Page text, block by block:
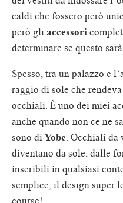
caldi che fossero però
però gliaccessori
determinare se questo
Spesso, tra un palazzo e
raggio di sole che
occhiali. È uno dei miei
anche quando non ce ne
sono diYobe. Occhiali da
diventano da sole, dalle
inseribili in qualsiasi
semplice, il design super